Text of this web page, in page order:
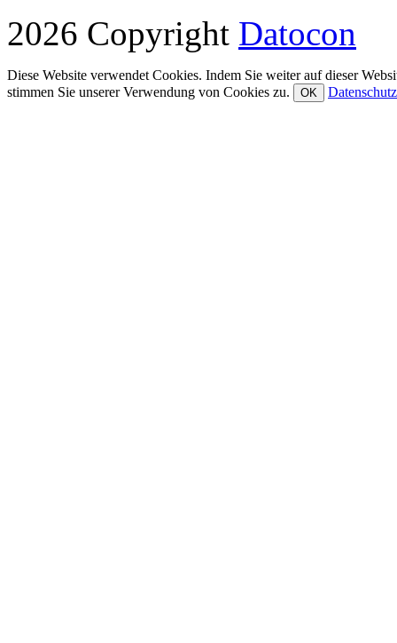
2026 Copyright Datocon
Diese Website verwendet Cookies. Indem Sie weiter auf dieser
stimmen Sie unserer Verwendung von Cookies zu.
OK